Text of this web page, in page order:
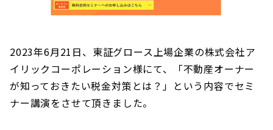
2023年6月21日、東証グロース上場企業の株式会社ア
イリックコーポレーション様にて、「不動産オーナー
が知っておきたい税金対策とは？」という内容でセミ
ナー講演をさせて頂きました。